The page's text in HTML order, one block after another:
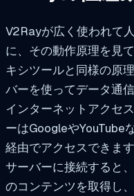
V2Rayが広く使われて
に、その動作原理を見
キシツールと同様の原
バーを使ってデータ通
インターネットアクセ
ーはGoogleやYouTube
経由でアクセスできま
サーバーに接続すると
のコンテンツを取得し